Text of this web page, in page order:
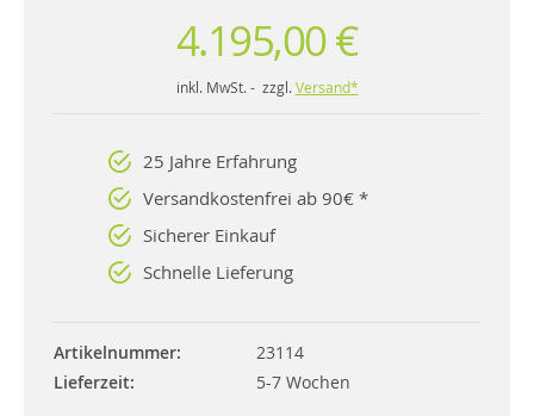
4.195,00 €
inkl. MwSt. - zzgl. Versand*
25 Jahre Erfahrung
Versandkostenfrei ab 90€ *
Sicherer Einkauf
Schnelle Lieferung
Artikelnummer
23114
Lieferzeit
5-7 Wochen